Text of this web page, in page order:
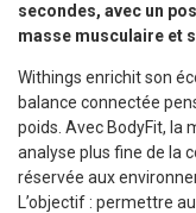
secondes, avec un
masse musculaire et
Withings enrichit son
balance connectée
poids. Avec BodyFit, la
analyse plus fine de la
réservée aux
L’objectif : permettre